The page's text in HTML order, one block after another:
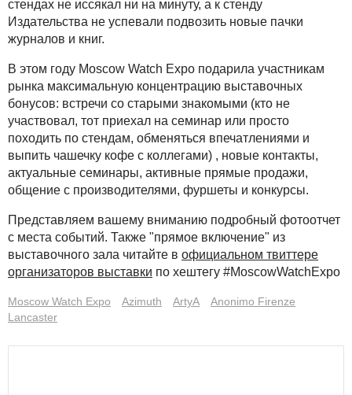
стендах не иссякал ни на минуту, а к стенду
Издательства не успевали подвозить новые пачки
журналов и книг.
В этом году Moscow Watch Expo подарила участникам
рынка максимальную концентрацию выставочных
бонусов: встречи со старыми знакомыми (кто не
участвовал, тот приехал на семинар или просто
походить по стендам, обменяться впечатлениями и
выпить чашечку кофе с коллегами) , новые контакты,
актуальные семинары, активные прямые продажи,
общение с производителями, фуршеты и конкурсы.
Представляем вашему вниманию подробный фотоотчет
с места событий. Также "прямое включение" из
выставочного зала читайте в официальном твиттере
организаторов выставки по хештегу #MoscowWatchExpo
Moscow Watch Expo Azimuth ArtyА
Anonimo Firenze
Lancaster